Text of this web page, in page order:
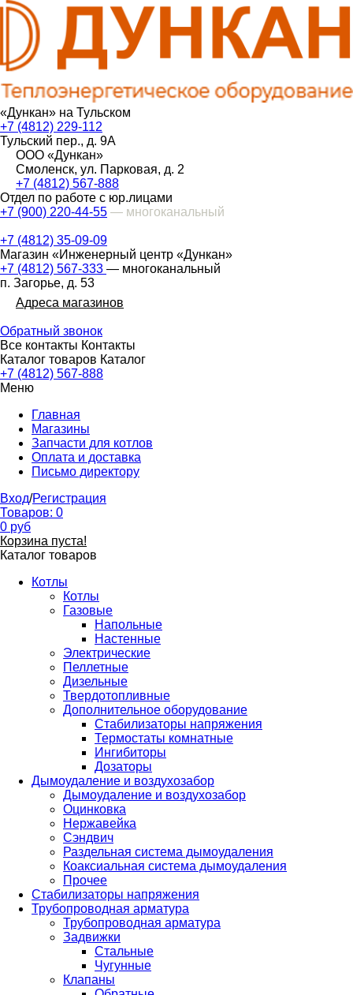
«Дункан» на Тульском
+7 (4812) 229-112
Тульский пер., д. 9А
ООО «Дункан»
Смоленск, ул. Парковая, д. 2
+7 (4812) 567-888
Отдел по работе с юр.лицами
+7 (900) 220-44-55 — многоканальный
+7 (4812) 35-09-09
Магазин «Инженерный центр «Дункан»
+7 (4812) 567-333 — многоканальный
п. Загорье, д. 53
Адреса магазинов
Обратный звонок
Все контакты Контакты
Каталог товаров Каталог
+7 (4812) 567-888
Меню
Главная
Магазины
Запчасти для котлов
Оплата и доставка
Письмо директору
Вход/Регистрация
Товаров: 0
0 руб
Корзина пуста!
Каталог товаров
Котлы
Котлы
Газовые
Напольные
Настенные
Электрические
Пеллетные
Дизельные
Твердотопливные
Дополнительное оборудование
Стабилизаторы напряжения
Термостаты комнатные
Ингибиторы
Дозаторы
Дымоудаление и воздухозабор
Дымоудаление и воздухозабор
Оцинковка
Нержавейка
Сэндвич
Раздельная система дымоудаления
Коаксиальная система дымоудаления
Прочее
Стабилизаторы напряжения
Трубопроводная арматура
Трубопроводная арматура
Задвижки
Стальные
Чугунные
Клапаны